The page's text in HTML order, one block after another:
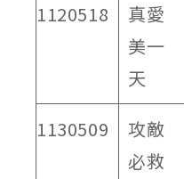
1120518
真愛
美一
天
1130509
攻敵
必救